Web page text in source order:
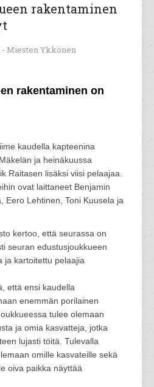
rakentaminen
Miesten Ykkönen
rakentaminen on
kaudella kapteenina
ja heinäkuussa
Raitasen lisäksi viisi pelaajaa.
ovat laittaneet Benjamin
Eero Lehtinen, Toni Kuusela ja
kertoo, että seurassa on
seuran edustusjoukkueen
ja kartoitettu pelaajia
että ensi kaudella
enemmän porilainen
tulee olemaan
ja omia kasvatteja, jotka
lujasti töitä. Tulevalla
omille kasvateille sekä
oiva paikka näyttää